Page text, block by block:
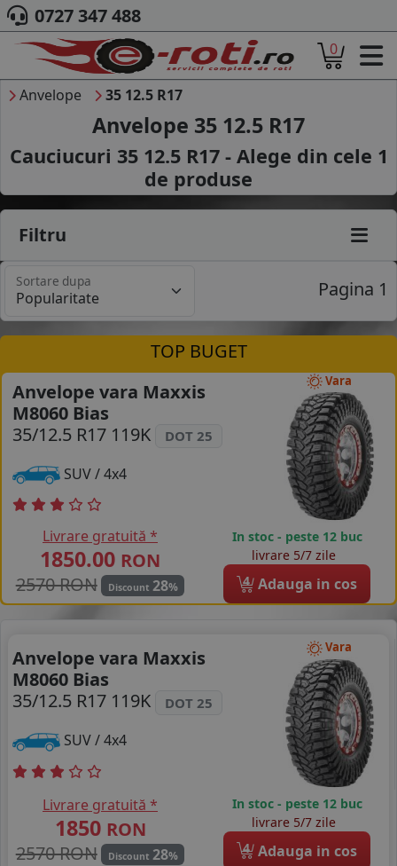
ACASA
DESPRE NOI
ANVELOPE
AUTO
CAMION
MOTO
AGROINDUSTRIALE
MARCA AUTO
B2B - COLABORARE COMPANII
CONTACT
COS (
0727 347 488
0
Anvelope 35 12.5 R17
Anvelope 35 12.5 R17
Cauciucuri 35 12.5 R17 - Alege din cele 1
de produse
Filtru
Sortare dupa Pagina 1
TOP BUGET
Vara
Anvelope vara Maxxis
M8060 Bias
35/12.5 R17 119K
DOT 25
SUV / 4x4
Livrare gratuită *
1850.00 RON
2570 RON
Discount 28%
In stoc - peste 12 buc
livrare 5/7 zile
4 Adauga in cos
Vara
Anvelope vara Maxxis
M8060 Bias
35/12.5 R17 119K
DOT 25
SUV / 4x4
Livrare gratuită *
1850 RON
2570 RON
Discount 28%
In stoc - peste 12 buc
livrare 5/7 zile
4 Adauga in cos